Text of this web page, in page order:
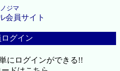
ノジマ
会員サイト
グイン
にログインができる!!